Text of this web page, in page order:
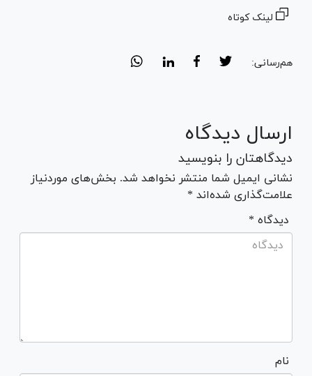
لینک کوتاه
هم‌رسانی:
ارسال دیدگاه
دیدگاهتان را بنویسید
نشانی ایمیل شما منتشر نخواهد شد. بخش‌های موردنیاز
علامت‌گذاری شده‌اند *
* دیدگاه
نام